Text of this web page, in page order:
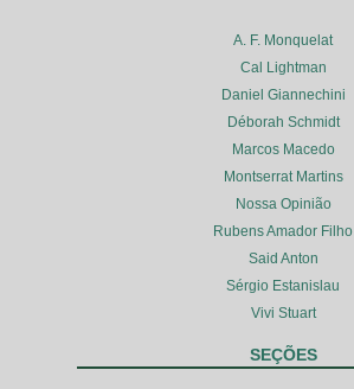
A. F. Monquelat
Cal Lightman
Daniel Giannechini
Déborah Schmidt
Marcos Macedo
Montserrat Martins
Nossa Opinião
Rubens Amador Filho
Said Anton
Sérgio Estanislau
Vivi Stuart
SEÇÕES